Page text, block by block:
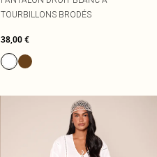
TOURBILLONS BRODÉS
38,00 €